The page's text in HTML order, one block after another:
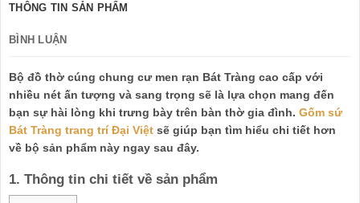
THÔNG TIN SẢN PHẨM
BÌNH LUẬN
Bộ đồ thờ cúng chung cư men rạn Bát Tràng cao cấp với
nhiều nét ấn tượng và sang trọng sẽ là lựa chọn mang đến
bạn sự hài lòng khi trưng bày trên bàn thờ gia đình. Gốm sứ
Bát Tràng trang trí Đại Việt sẽ giúp bạn tìm hiểu chi tiết hơn
về bộ sản phẩm này ngay sau đây.
1. Thông tin chi tiết về sản phẩm